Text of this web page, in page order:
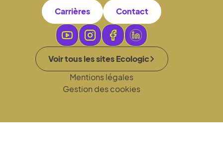
Carrières Contact
Voir tous les sites Ecologic
Mentions légales
Gestion des cookies